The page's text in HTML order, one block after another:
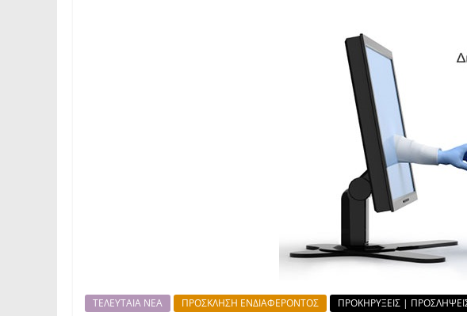
ΤΕΛΕΥΤΑΙΑ ΝΕΑ ΠΡΟΣΚΛΗΣΗ ΕΝΔΙΑΦΕΡΟΝΤΟΣ ΠΡΟΚΗΡΥΞΕΙΣ |